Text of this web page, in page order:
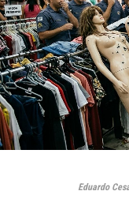
Eduardo